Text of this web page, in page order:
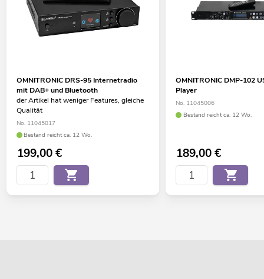
OMNITRONIC DRS-95 Internetradio
mit DAB+ und Bluetooth
der Artikel hat weniger Features, gleiche
Qualität
No. 11045017
Bestand reicht ca. 12 Wo.
199,00€
OMNITRONIC DMP-102
Player
No. 11045006
Bestand reicht ca. 12 Wo.
189,00€